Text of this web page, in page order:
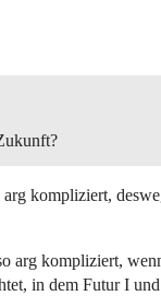
kompliziert,
arg kompliziert,
in dem Futur I